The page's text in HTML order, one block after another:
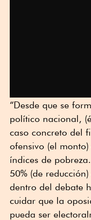
“Desde que se
político nacional,
caso concreto del
ofensivo (el
índices de
50% (de
dentro del debate
cuidar que la
pueda ser